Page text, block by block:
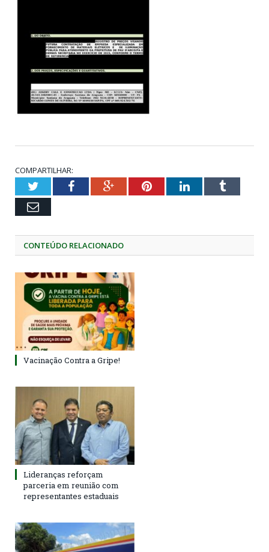
COMPARTILHAR:
TwitterFacebookGoogle+PinterestLinkedInTumblr
Email
CONTEÚDO RELACIONADO
Vacinação Contra a Gripe!
Lideranças reforçam
parceria em reunião com
representantes estaduais